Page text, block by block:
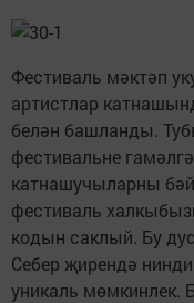
Фестиваль мәктәп
артистлар
белән башланды.
фестивальне
катнашучыларны
фестиваль
кодын саклый. Бу
Себер җирендә
уникаль мөмкинлек.